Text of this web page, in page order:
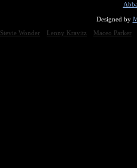
Designed by
Stevie Wonder
Lenny Kravitz Maceo Parker